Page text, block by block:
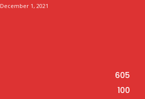
December 1, 2021
605
100